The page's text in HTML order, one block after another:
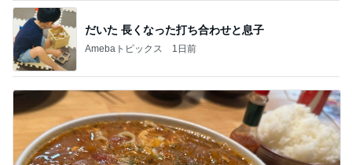
だいた 長くなった打ち合わせと息子
Amebaトピックス 1日前